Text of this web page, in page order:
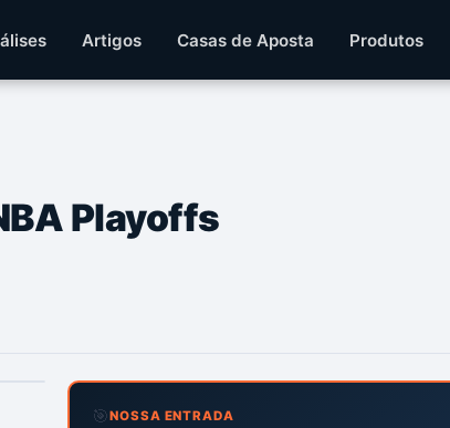
Artigos Casas de Aposta Produtos
Playoffs
🎯NOSSA ENTRADA